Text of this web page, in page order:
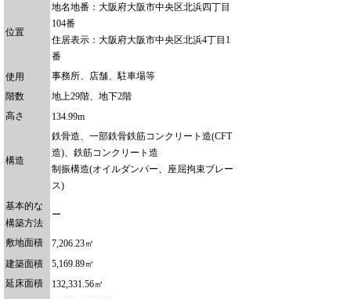
位置
地名地番：大阪府大阪市中央区北浜四丁目
104番
住居表示：大阪府大阪市中央区北浜4丁目1
番
使用
事務所、店舗、駐車場等
階数
地上29階、地下2階
高さ
134.99m
構造
鉄骨造、一部鉄骨鉄筋コンクリート造(CFT
造)、鉄筋コンクリート造
制振構造(オイルダンパー、座屈拘束ブレー
ス)
基本的な
構築方法
ー
敷地面積
7,206.23㎡
建築面積
5,169.89㎡
延床面積
132,331.56㎡